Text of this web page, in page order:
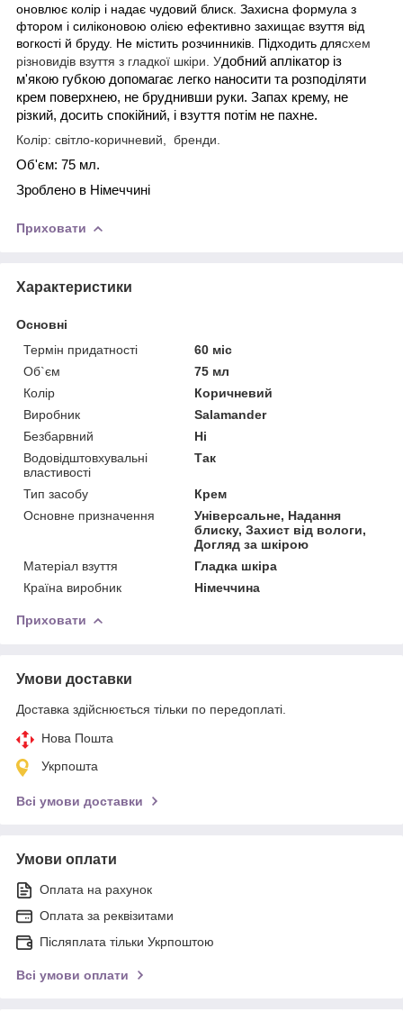
оновлює колір і надає чудовий блиск. Захисна формула з
фтором і силіконовою олією ефективно захищає взуття від
вогкості й бруду. Не містить розчинників. Підходить длясхем
різновидів взуття з гладкої шкіри. Удобний аплікатор із
м'якою губкою допомагає легко наносити та розподіляти
крем поверхнею, не бруднивши руки. Запах крему, не
різкий, досить спокійний, і взуття потім не пахне.
Колір: світло-коричневий, бренди.
Об'єм: 75 мл.
Зроблено в Німеччині
Приховати
Характеристики
Основні
Термін придатності
60 міс
Об`єм
75 мл
Колір
Коричневий
Виробник
Salamander
Безбарвний
Ні
Водовідштовхувальні
властивості
Так
Тип засобу
Крем
Основне призначення
Універсальне, Надання
блиску, Захист від вологи,
Догляд за шкірою
Матеріал взуття
Гладка шкіра
Країна виробник
Німеччина
Приховати
Умови доставки
Доставка здійснюється тільки по передоплаті.
Нова Пошта
Укрпошта
Всі умови доставки
Умови оплати
Оплата на рахунок
Оплата за реквізитами
Післяплата тільки Укрпоштою
Всі умови оплати